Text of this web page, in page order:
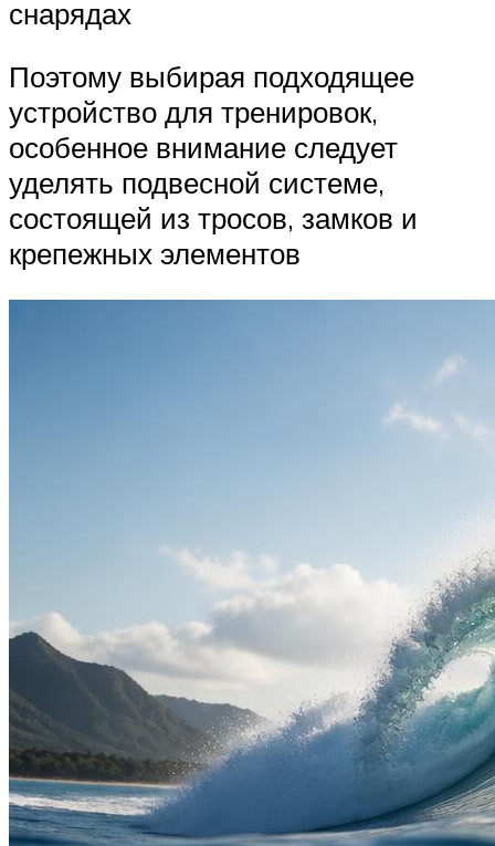
снарядах
Поэтому выбирая подходящее
устройство для тренировок,
особенное внимание следует
уделять подвесной системе,
состоящей из тросов, замков и
крепежных элементов